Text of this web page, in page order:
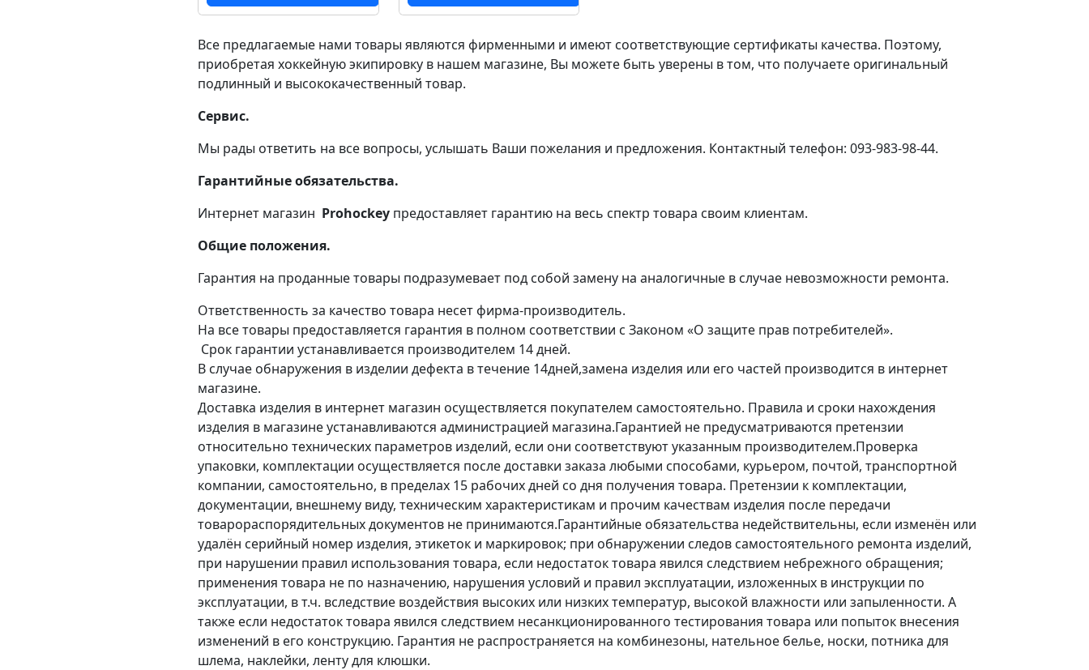
Все предлагаемые нами товары являются фирменными и имеют соответствующие сертификаты качества. Поэтому,
приобретая хоккейную экипировку в нашем магазине, Вы можете быть уверены в том, что получаете оригинальный
подлинный и высококачественный товар.
Сервис.
Мы рады ответить на все вопросы, услышать Ваши пожелания и предложения. Контактный телефон: 093-983-98-44.
Гарантийные обязательства.
Интернет магазин Prohockey предоставляет гарантию на весь спектр товара своим клиентам.
Общие положения.
Гарантия на проданные товары подразумевает под собой замену на аналогичные в случае невозможности ремонта.
Ответственность за качество товара несет фирма-производитель.
На все товары предоставляется гарантия в полном соответствии с Законом «О защите прав потребителей».
Срок гарантии устанавливается производителем 14 дней.
В случае обнаружения в изделии дефекта в течение 14дней,замена изделия или его частей производится в интернет
магазине.
Доставка изделия в интернет магазин осуществляется покупателем самостоятельно. Правила и сроки нахождения
изделия в магазине устанавливаются администрацией магазина.Гарантией не предусматриваются претензии
относительно технических параметров изделий, если они соответствуют указанным производителем.Проверка
упаковки, комплектации осуществляется после доставки заказа любыми способами, курьером, почтой, транспортной
компании, самостоятельно, в пределах 15 рабочих дней со дня получения товара. Претензии к комплектации,
документации, внешнему виду, техническим характеристикам и прочим качествам изделия после передачи
товарораспорядительных документов не принимаются.Гарантийные обязательства недействительны, если изменён или
удалён серийный номер изделия, этикеток и маркировок; при обнаружении следов самостоятельного ремонта изделий,
при нарушении правил использования товара, если недостаток товара явился следствием небрежного обращения;
применения товара не по назначению, нарушения условий и правил эксплуатации, изложенных в инструкции по
эксплуатации, в т.ч. вследствие воздействия высоких или низких температур, высокой влажности или запыленности. А
также если недостаток товара явился следствием несанкционированного тестирования товара или попыток внесения
изменений в его конструкцию. Гарантия не распространяется на комбинезоны, нательное белье, носки, потника для
шлема, наклейки, ленту для клюшки.